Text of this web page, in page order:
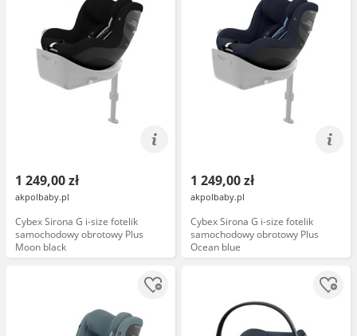
1 249,00 zł
akpolbaby.pl
Cybex Sirona G i-size fotelik
samochodowy obrotowy Plus
Moon black
1 249,00 zł
akpolbaby.pl
Cybex Sirona G i-size fotelik
samochodowy obrotowy Plus
Ocean blue